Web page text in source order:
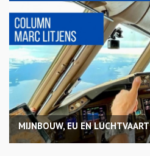
MIJNBOUW, EU EN LUCHTVAART